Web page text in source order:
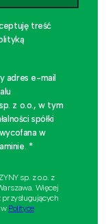
treść
adres e-mail
z o.o., w tym
spółki
w
*
sp. z o.o. z
Więcej
Polityce